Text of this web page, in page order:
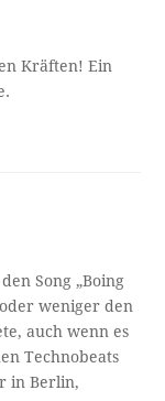
Kräften! Ein
Song „Boing
weniger den
auch wenn es
Technobeats
in Berlin,